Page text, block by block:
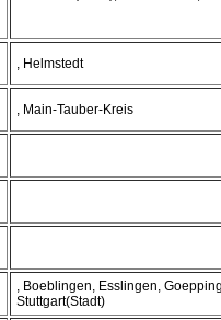
, Helmstedt
, Main-Tauber-Kreis
, Boeblingen, Esslingen,
Stuttgart(Stadt)